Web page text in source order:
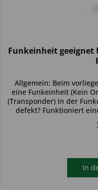
Funkeinheit geeignet
Allgemein: Beim
eine Funkeinheit (Kein
(Transponder) in der
defekt? Funktioniert
In